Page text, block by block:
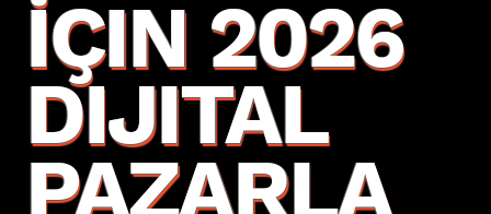
İÇIN 2026
DIJITAL
PAZARLA